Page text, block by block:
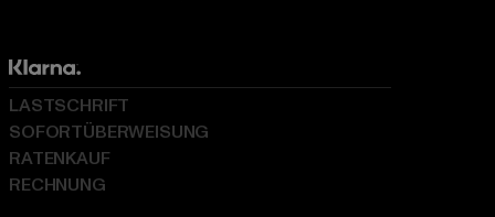
LASTSCHRIFT
SOFORTÜBERWEISUNG
RATENKAUF
RECHNUNG